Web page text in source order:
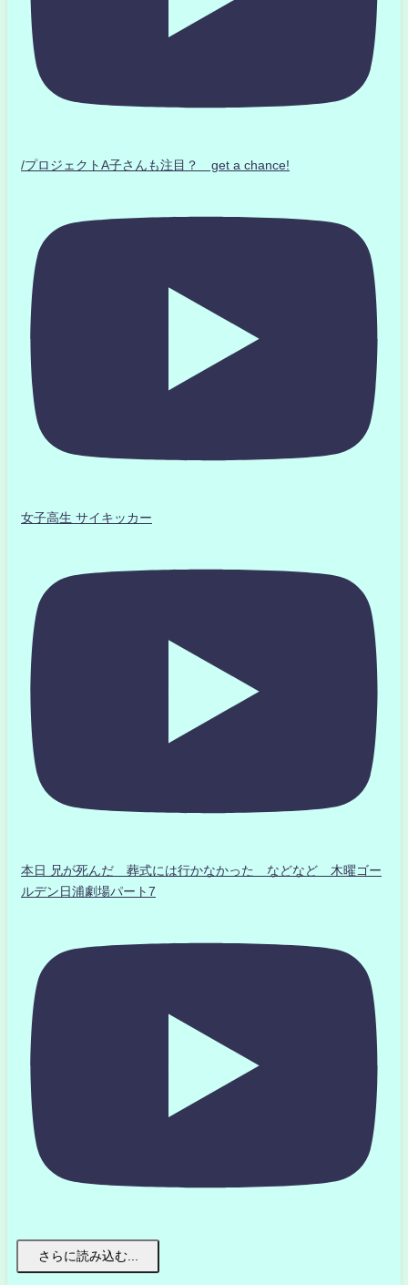
/プロジェクトA子さんも注目？ get a chance!
女子高生 サイキッカー
本日 兄が死んだ 葬式には行かなかった などなど 木曜ゴー
ルデン日浦劇場パート7
さらに読み込む...